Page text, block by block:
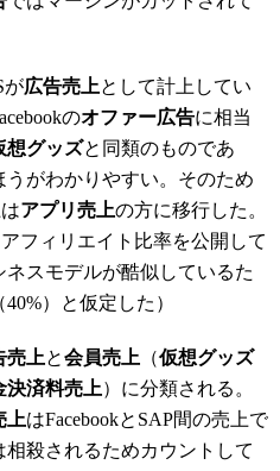
が広告売上として計上してい
のオファー広告に相当
想グッズと同類のものであ
うがわかりやすい。そのため
アプリ売上の方に移行した。
フィリエイト比率を公開して
スモデルが酷似しているた
）と仮定した）
売上と会員売上 （仮想グッズ
決済料売上）に分類される。
上はFacebookとSAP間の売上で
殺されるためカウントして